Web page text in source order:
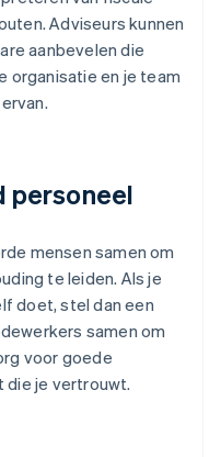
Adviseurs kunnen
aanbevelen die
organisatie en je team
personeel
mensen samen om
te leiden. Als je
doet, stel dan een
samen om
voor goede
die je vertrouwt.